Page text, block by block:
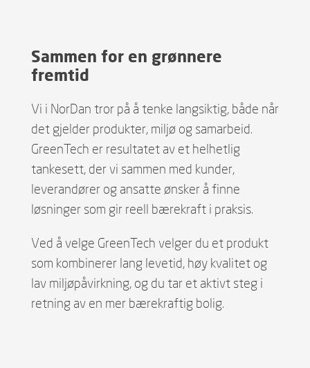
Sammen for en grønnere
fremtid
Vi i NorDan tror på å tenke langsiktig, både når
det gjelder produkter, miljø og samarbeid.
GreenTech er resultatet av et helhetlig
tankesett, der vi sammen med kunder,
leverandører og ansatte ønsker å finne
løsninger som gir reell bærekraft i praksis.
Ved å velge GreenTech velger du et produkt
som kombinerer lang levetid, høy kvalitet og
lav miljøpåvirkning, og du tar et aktivt steg i
retning av en mer bærekraftig bolig.